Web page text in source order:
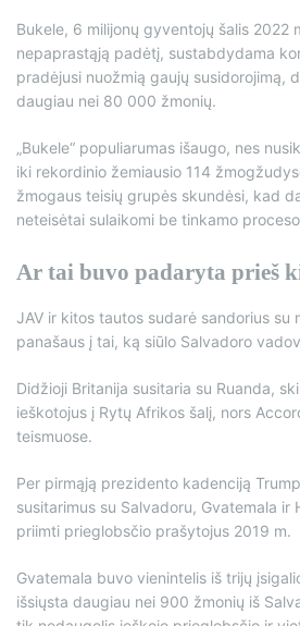
Bukele, 6 milijonų gyventojų šalis 2022
nepaprastąją padėtį, sustabdydama
pradėjusi nuožmią gaujų susidorojimą,
daugiau nei 80 000 žmonių.
„Bukele“ populiarumas išaugo, nes
iki rekordinio žemiausio 114
žmogaus teisių grupės skundėsi, kad
neteisėtai sulaikomi be tinkamo
Ar tai buvo padaryta prieš
JAV ir kitos tautos sudarė sandorius su
panašaus į tai, ką siūlo Salvadoro
Didžioji Britanija susitaria su Ruanda,
ieškotojus į Rytų Afrikos šalį, nors
teismuose.
Per pirmąją prezidento kadenciją
susitarimus su Salvadoru, Gvatemala ir
priimti prieglobsčio prašytojus 2019 m.
Gvatemala buvo vienintelis iš trijų
išsiųsta daugiau nei 900 žmonių iš